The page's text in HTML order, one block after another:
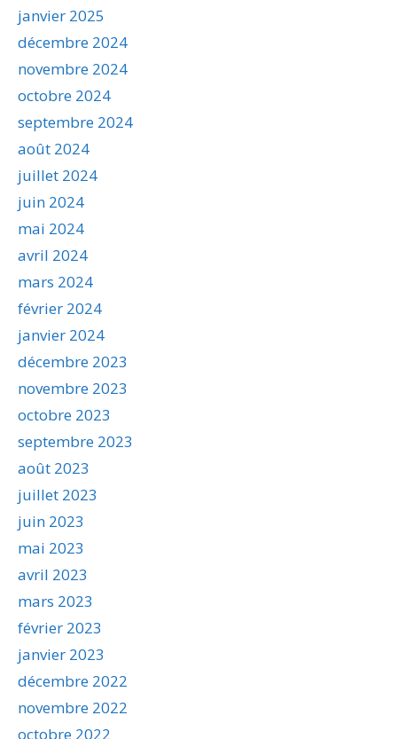
janvier 2025
décembre 2024
novembre 2024
octobre 2024
septembre 2024
août 2024
juillet 2024
juin 2024
mai 2024
avril 2024
mars 2024
février 2024
janvier 2024
décembre 2023
novembre 2023
octobre 2023
septembre 2023
août 2023
juillet 2023
juin 2023
mai 2023
avril 2023
mars 2023
février 2023
janvier 2023
décembre 2022
novembre 2022
octobre 2022